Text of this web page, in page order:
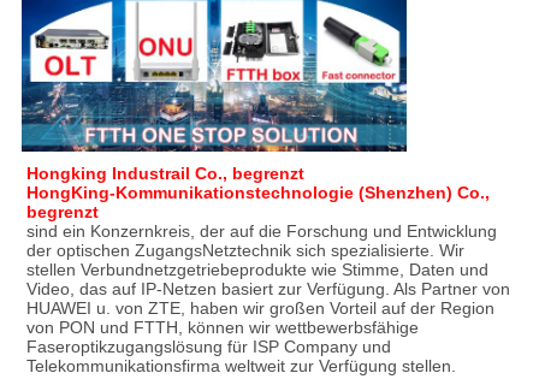
Hongking Industrail Co., begrenzt
HongKing-Kommunikationstechnologie (Shenzhen) Co.,
begrenzt
sind ein Konzernkreis, der auf die Forschung und Entwicklung
der optischen ZugangsNetztechnik sich spezialisierte. Wir
stellen Verbundnetzgetriebeprodukte wie Stimme, Daten und
Video, das auf IP-Netzen basiert zur Verfügung. Als Partner von
HUAWEI u. von ZTE, haben wir großen Vorteil auf der Region
von PON und FTTH, können wir wettbewerbsfähige
Faseroptikzugangslösung für ISP Company und
Telekommunikationsfirma weltweit zur Verfügung stellen.